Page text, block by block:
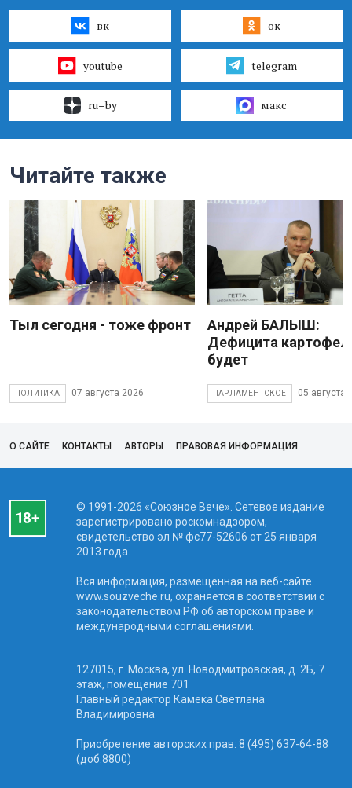
вк ок
youtube telegram
ru–by макс
Читайте также
Тыл сегодня - тоже фронт
ПОЛИТИКА 07 августа 2026
Андрей БАЛЫШ:
Дефицита
будет
ПАРЛАМЕНТСКОЕ 05 августа
О САЙТЕ КОНТАКТЫ АВТОРЫ ПРАВОВАЯ ИНФОРМАЦИЯ
© 1991-2026 «Союзное Вече». Сетевое издание
зарегистрировано роскомнадзором,
свидетельство эл № фc77-52606 от 25 января
2013 года.
Вся информация, размещенная на веб-сайте
www.souzveche.ru, охраняется в соответствии с
законодательством РФ об авторском праве и
международными соглашениями.
127015, г. Москва, ул. Новодмитровская, д. 2Б, 7
этаж, помещение 701
Главный редактор Камека Светлана
Владимировна
Приобретение авторских прав: 8 (495) 637-64-88
(доб.8800)